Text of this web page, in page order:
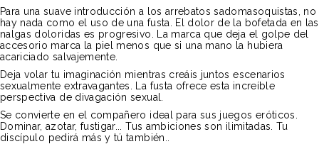
Para una suave introducción a los arrebatos sadomasoquistas, no
hay nada como el uso de una fusta. El dolor de la bofetada en las
nalgas doloridas es progresivo. La marca que deja el golpe del
accesorio marca la piel menos que si una mano la hubiera
acariciado salvajemente.
Deja volar tu imaginación mientras creáis juntos escenarios
sexualmente extravagantes. La fusta ofrece esta increíble
perspectiva de divagación sexual.
Se convierte en el compañero ideal para sus juegos eróticos.
Dominar, azotar, fustigar... Tus ambiciones son ilimitadas. Tu
discípulo pedirá más y tú también..